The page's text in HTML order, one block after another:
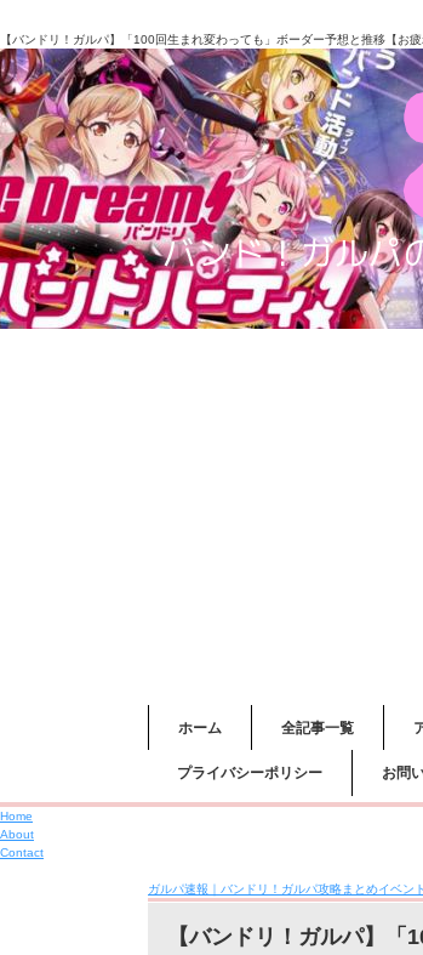
【バンドリ！ガルパ】「100回生まれ変わっても」ボーダー予想と推移【お
ホーム 全記事一覧
プライバシーポリシー お問
Home
About
Contact
ガルパ速報｜バンドリ！ガルパ攻略まとめイベン
【バンドリ！ガルパ】